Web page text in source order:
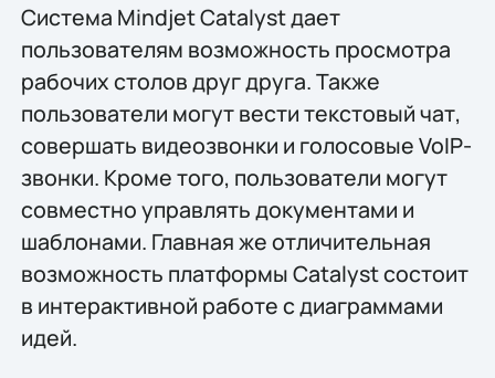
Система Mindjet Catalyst дает
пользователям возможность просмотра
рабочих столов друг друга. Также
пользователи могут вести текстовый чат,
совершать видеозвонки и голосовые VoIP-
звонки. Кроме того, пользователи могут
совместно управлять документами и
шаблонами. Главная же отличительная
возможность платформы Catalyst состоит
в интерактивной работе с диаграммами
идей.